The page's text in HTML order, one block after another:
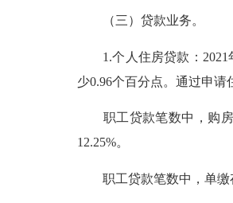
（三）贷款业务。
1.个人住房贷款：2021年
少0.96个百分点。通过申请
职工贷款笔数中，购房建
12.25%。
职工贷款笔数中，单缴存